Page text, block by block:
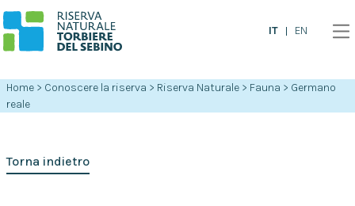
IT EN
Home > Conoscere la riserva > Riserva Naturale > Fauna > Germano
reale
Torna indietro